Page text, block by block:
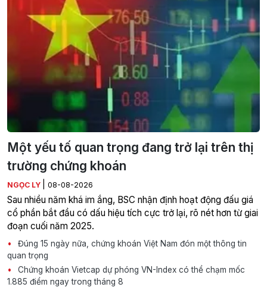
Một yếu tố quan trọng đang trở lại trên thị
trường chứng khoán
NGỌC LY 08-08-2026
Sau nhiều năm khá im ắng, BSC nhận định hoạt động đấu giá
cổ phần bắt đầu có dấu hiệu tích cực trở lại, rõ nét hơn từ giai
đoạn cuối năm 2025.
Đúng 15 ngày nữa, chứng khoán Việt Nam đón một thông tin
quan trọng
Chứng khoán Vietcap dự phóng VN-Index có thể chạm mốc
1.885 điểm ngay trong tháng 8